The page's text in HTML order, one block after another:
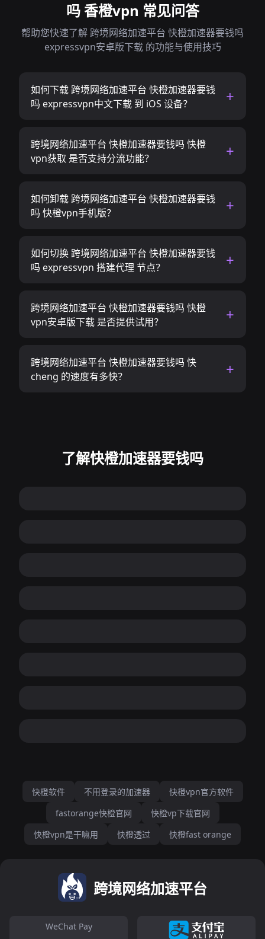
吗 香橙vpn 常见问答
帮助您快速了解 跨境网络加速平台 快橙加速器要钱吗
expressvpn安卓版下载 的功能与使用技巧
如何下载 跨境网络加速平台 快橙加速器要钱
吗 expressvpn中文下载 到 iOS 设备？
跨境网络加速平台 快橙加速器要钱吗 快橙
vpn获取 是否支持分流功能？
如何卸载 跨境网络加速平台 快橙加速器要钱
吗 快橙vpn手机版？
如何切换 跨境网络加速平台 快橙加速器要钱
吗 expressvpn 搭建代理 节点？
跨境网络加速平台 快橙加速器要钱吗 快橙
vpn安卓版下载 是否提供试用？
跨境网络加速平台 快橙加速器要钱吗 快
cheng 的速度有多快？
了解快橙加速器要钱吗
快橙软件 不用登录的加速器
快橙vpn官方软件
fastorange快橙官网
快橙vp下载官网
快橙vpn是干嘛用
快橙透过 快橙fast orange
跨境网络加速平台
WeChat Pay